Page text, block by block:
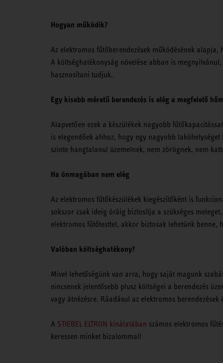
Hogyan működik?
Az elektromos fűtőberendezések működésének
A költséghatékonyság növelése abban is
hasznosítani tudjuk.
Egy kisebb méretű berendezés is elég a megfelelő
Alapvetően ezek a készülékek nagyobb
is elegendőek ahhoz, hogy egy nagyobb
szinte hangtalanul üzemelnek, nem zörögnek, nem
Ha önmagában nem elég
Az elektromos fűtőkészülékek kiegészítőként is
sokszor csak ideig óráig biztosítja a szükséges
elektromos fűtőtesttel, akkor biztosak lehetünk
Valóban költséghatékony?
Mivel lehetőségünk van arra, hogy saját magunk
nincsenek jelentősebb plusz költségei a berendezés
vagy átnézésre. Ráadásul az elektromos
A STIEBEL ELTRON kínálatában számos elektromos
keressen minket bizalommal!